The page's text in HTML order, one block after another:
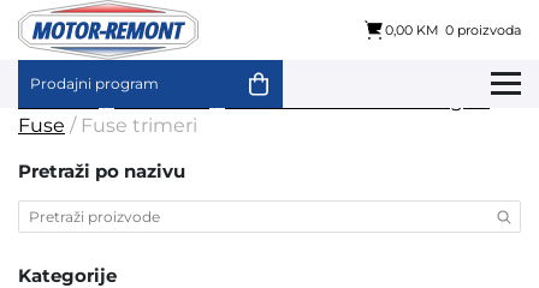
content
0,00 KM 0 proizvoda
Prodajni program
Početna Vrt i bašta
Akumulatorski alat Villager-
Fuse / Fuse trimeri
Pretraži po nazivu
Kategorije